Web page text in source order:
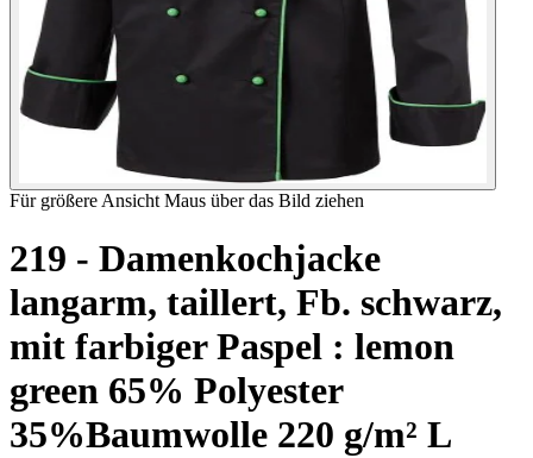
Für größere Ansicht Maus über das Bild ziehen
219 - Damenkochjacke
langarm, taillert, Fb. schwarz,
mit farbiger Paspel : lemon
green 65% Polyester
35%Baumwolle 220 g/m² L